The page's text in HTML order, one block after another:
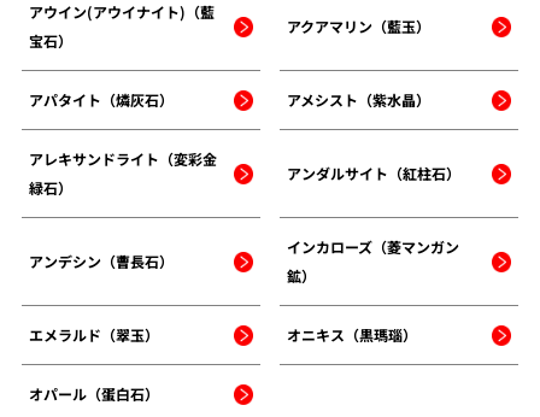
アウイン(アウイナイト)（藍
宝石）
アクアマリン（藍玉）
アパタイト（燐灰石） アメシスト（紫水晶）
アレキサンドライト（変彩金
緑石）
アンダルサイト（紅柱石）
アンデシン（曹長石）
インカローズ（菱マンガン
鉱）
エメラルド（翠玉） オニキス（黒瑪瑙）
オパール（蛋白石）